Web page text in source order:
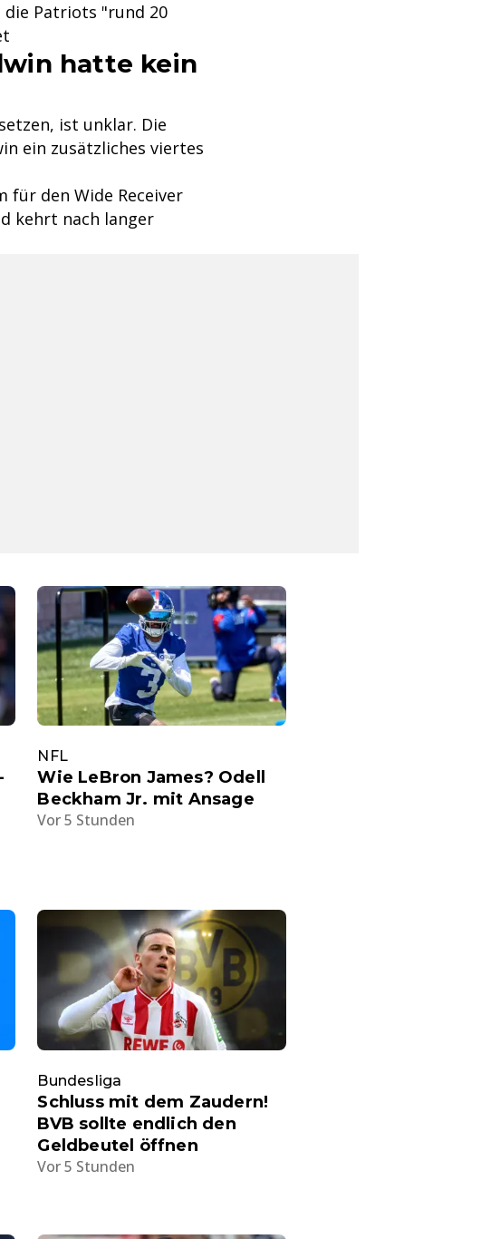
Patriots "rund 20
hatte kein
ist unklar. Die
ein zusätzliches viertes
für den Wide Receiver
kehrt nach langer
NFL
Wie LeBron James? Odell
Beckham Jr. mit Ansage
Vor 5 Stunden
Bundesliga
Schluss mit dem Zaudern!
BVB sollte endlich den
Geldbeutel öffnen
Vor 5 Stunden